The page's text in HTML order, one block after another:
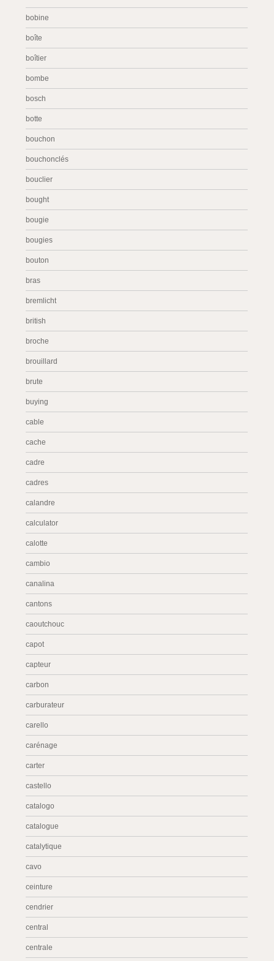
bobine
boîte
boîtier
bombe
bosch
botte
bouchon
bouchonclés
bouclier
bought
bougie
bougies
bouton
bras
bremlicht
british
broche
brouillard
brute
buying
cable
cache
cadre
cadres
calandre
calculator
calotte
cambio
canalina
cantons
caoutchouc
capot
capteur
carbon
carburateur
carello
carénage
carter
castello
catalogo
catalogue
catalytique
cavo
ceinture
cendrier
central
centrale